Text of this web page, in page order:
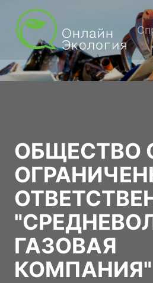
ОБЩЕСТВО
ГАЗОВАЯ
КОМПАНИЯ"